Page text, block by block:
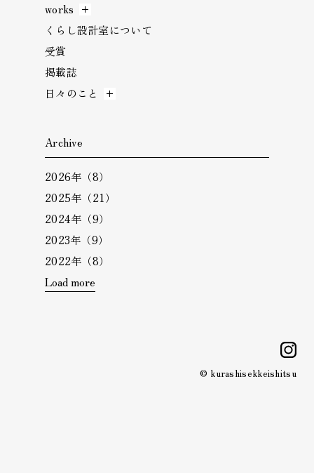
works
くらし設計室について
受賞
掲載誌
日々のこと
Archive
2026年（8）
2025年（21）
2024年（9）
2023年（9）
2022年（8）
Load more
© kurashisekkeishitsu